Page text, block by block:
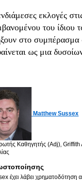
εκλογές
του ίδιου
στο συμπέρασμα
ως μια
Matthew Sussex
Καθηγητής (Adj), Griffith
έχει λάβει χρηματοδότηση